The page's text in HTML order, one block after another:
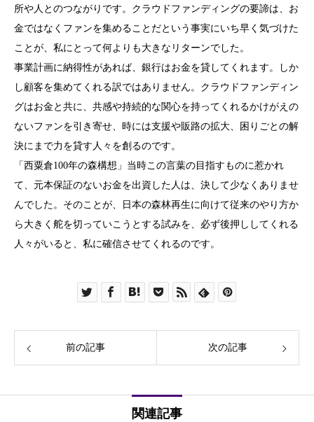
所や人とのつながりです。クラウドファンディングの要諦は、お
金ではなくファンを集めることだという事実にいち早く気づけた
ことが、私にとって何よりも大きなリターンでした。
事業計画に納得性があれば、銀行はお金を貸してくれます。しか
し顧客を集めてくれる訳ではありません。クラウドファンディン
グはお金と共に、共感や持続的な関心を持ってくれるかけがえの
ないファンを引き寄せ、時には支援や販路の拡大、困りごとの解
決にまで力を貸す人々を創るのです。
「西粟倉100年の森構想」当時この言葉の目指すものに惹かれ
て、元本保証のないお金を出資した人は、決して少なくありませ
んでした。そのことが、日本の森林再生に向けて従来のやり方か
ら大きく舵を切っていこうとする試みを、必ず後押ししてくれる
人々がいると、私に確信させてくれるのです。
前の記事 次の記事
関連記事